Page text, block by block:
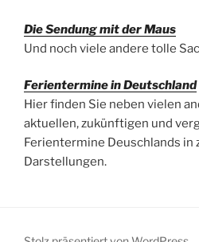
Die Sendung mit der Maus
Und noch viele andere tolle
Ferientermine in Deutschland
Hier finden Sie neben vielen
aktuellen, zukünftigen und
Ferientermine Deuschlands in
Darstellungen.